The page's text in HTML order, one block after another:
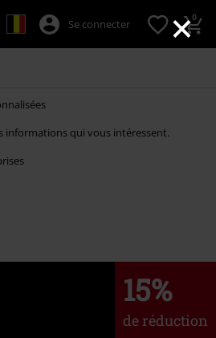
×
Se connecter 0
informations qui vous intéressent.
15%
de réduction